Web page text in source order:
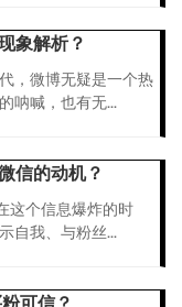
象解析？
，微博无疑是一个热
呐喊，也有无...
信的动机？
这个信息爆炸的时
自我、与粉丝...